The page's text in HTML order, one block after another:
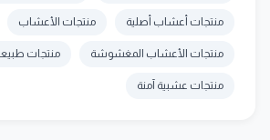
منتجات أعشاب أصلية منتجات الأعشاب
منتجات الأعشاب المغشوشة منتجات
منتجات عشبية آمنة